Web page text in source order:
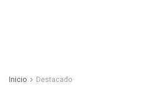
Inicio Destacado